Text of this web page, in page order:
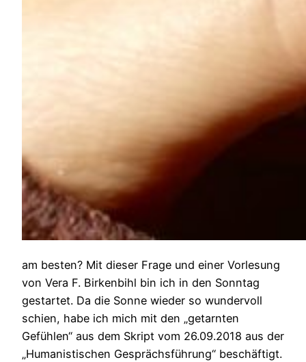
am besten? Mit dieser Frage und einer Vorlesung
von Vera F. Birkenbihl bin ich in den Sonntag
gestartet. Da die Sonne wieder so wundervoll
schien, habe ich mich mit den „getarnten
Gefühlen“ aus dem Skript vom 26.09.2018 aus der
„Humanistischen Gesprächsführung“ beschäftigt.